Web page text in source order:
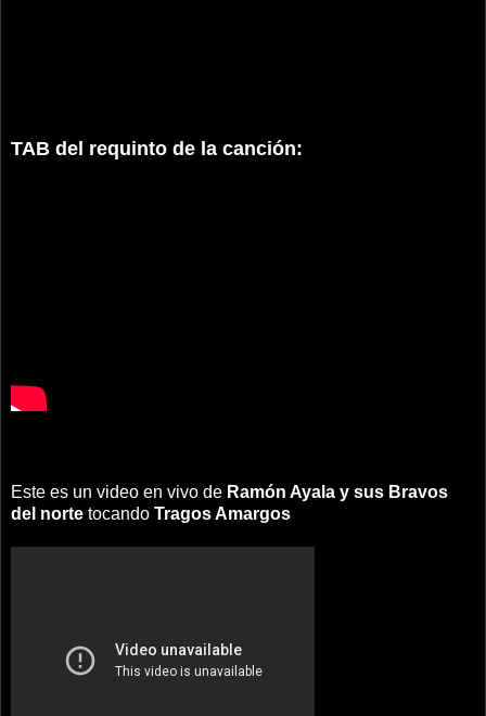
TAB del requinto de la canción:
Este es un video en vivo de Ramón Ayala y sus Bravos
del norte tocando Tragos Amargos